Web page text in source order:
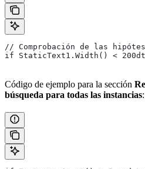
// Comprobación de las
if StaticText1.Width() <
Código de ejemplo para la sección
búsqueda para todas las instancias: